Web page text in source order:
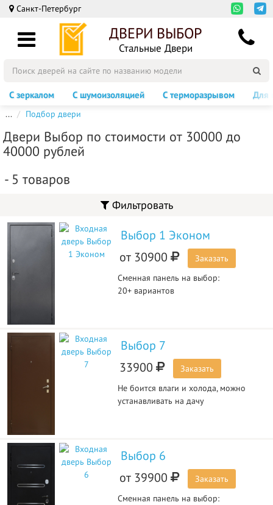
Санкт-Петербург
ДВЕРИ ВЫБОР
Стальные Двери
С зеркалом С шумоизоляцией С терморазрывом Для
... Подбор двери
Двери Выбор по стоимости от 30000 до
40000 рублей
- 5 товаров
Фильтровать
Выбор 1 Эконом
от 30900
Заказать
Сменная панель на выбор:
20+ вариантов
Выбор 7
33900
Заказать
Не боится влаги и холода, можно
устанавливать на дачу
Выбор 6
от 39900
Заказать
Сменная панель на выбор: